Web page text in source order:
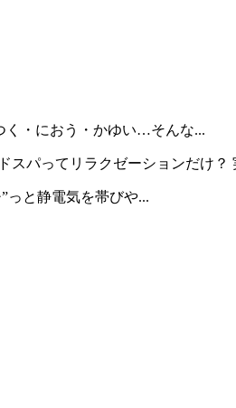
く・におう・かゆい…そんな...
スパってリラクゼーションだけ？
っと静電気を帯びや...